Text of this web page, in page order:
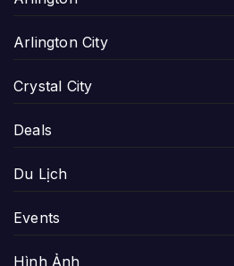
Arlington City
Crystal City
Deals
Du Lịch
Events
Hình Ảnh